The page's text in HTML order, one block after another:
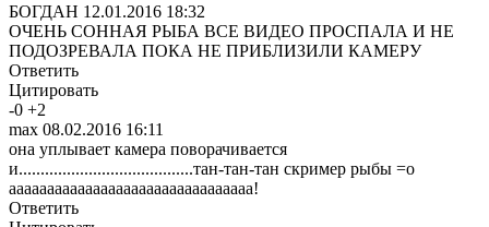
БОГДАН 12.01.2016 18:32
ОЧЕНЬ СОННАЯ РЫБА ВСЕ ВИДЕО ПРОСПАЛА И НЕ
ПОДОЗРЕВАЛА ПОКА НЕ ПРИБЛИЗИЛИ КАМЕРУ
Ответить
Цитировать
-0 +2
max 08.02.2016 16:11
она уплывает камера поворачивается
и........................................тан-тан-тан скример рыбы =о
аааааааааааааааааааааааааааааааа!
Ответить